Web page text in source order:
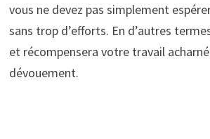
vous ne devez pas simplement
sans trop d’efforts. En d’autres
et récompensera votre travail
dévouement.